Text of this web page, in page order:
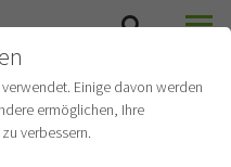
Einige davon werden
ermöglichen, Ihre
verbessern.